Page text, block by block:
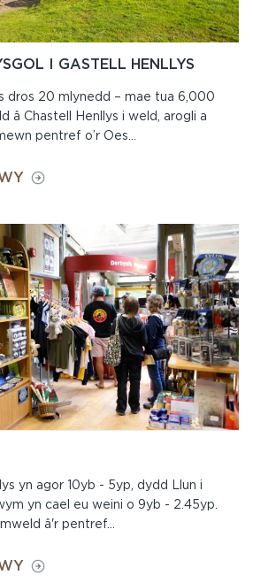
I GASTELL HENLLYS
dros 20 mlynedd – mae tua 6,000
â Chastell Henllys i weld, arogli a
pentref o’r Oes...
ON
I
GASTELL
HENLLYS
yn agor 10yb - 5yp, dydd Llun i
yn cael eu weini o 9yb - 2.45yp.
â'r pentref...
ON